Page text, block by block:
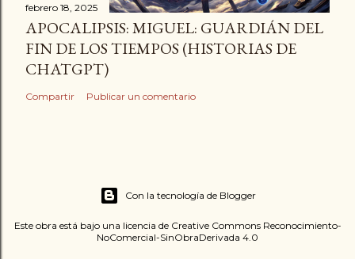
febrero 18, 2025
APOCALIPSIS: MIGUEL: GUARDIÁN DEL
FIN DE LOS TIEMPOS (HISTORIAS DE
CHATGPT)
Compartir Publicar un comentario
Con la tecnología de Blogger
Este obra está bajo una licencia de Creative Commons Reconocimiento-
NoComercial-SinObraDerivada 4.0